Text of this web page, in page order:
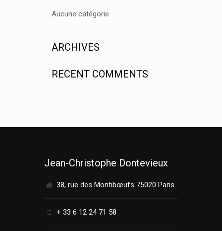
Aucune catégorie
ARCHIVES
RECENT COMMENTS
Jean-Christophe Dontevieux
38, rue des Montibœufs 75020 Paris
+ 33 6 12 24 71 58